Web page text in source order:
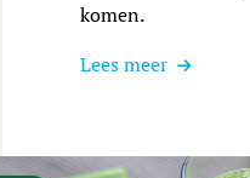
komen.
Lees meer